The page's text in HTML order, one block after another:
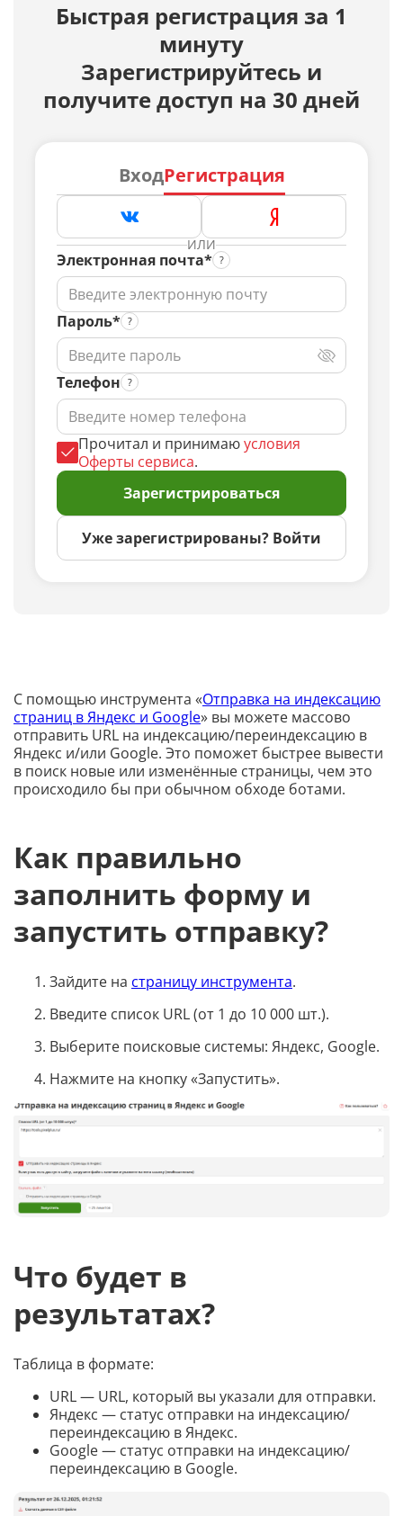
Быстрая регистрация за 1
минуту
Зарегистрируйтесь и
получите доступ на 30 дней
ВходРегистрация
ИЛИ
Электронная почта*
Пароль*
Телефон
Прочитал и принимаюусловия
Оферты сервиса.
Зарегистрироваться
Уже зарегистрированы? Войти
С помощью инструмента «Отправка на индексацию
страниц в Яндекс и Google» вы можете массово
отправить URL на индексацию/переиндексацию в
Яндекс и/или Google. Это поможет быстрее вывести
в поиск новые или изменённые страницы, чем это
происходило бы при обычном обходе ботами.
Как правильно
заполнить форму и
запустить отправку?
Зайдите на страницу инструмента.
Введите список URL (от 1 до 10 000 шт.).
Выберите поисковые системы: Яндекс, Google.
Нажмите на кнопку «Запустить».
Что будет в
результатах?
Таблица в формате:
URL — URL, который вы указали для отправки.
Яндекс — статус отправки на индексацию/
переиндексацию в Яндекс.
Google — статус отправки на индексацию/
переиндексацию в Google.